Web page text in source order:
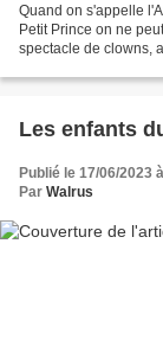
Quand on s'appelle
Petit Prince on ne
spectacle de clowns,
Les enfants
Publié le 17/06/2023
Par Walrus